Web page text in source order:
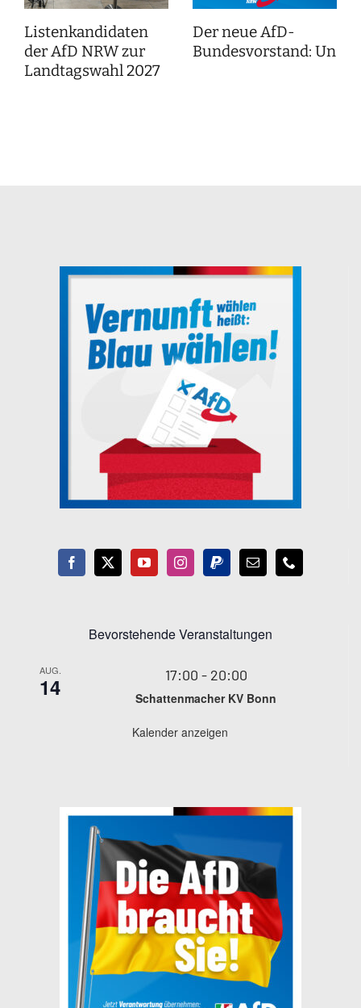
Listenkandidaten
der AfD NRW zur
Landtagswahl 2027
Der neue AfD-
Bundesvorstand:
Bevorstehende Veranstaltungen
AUG.
14 17:00 - 20:00
Schattenmacher KV Bonn
Kalender anzeigen